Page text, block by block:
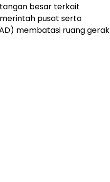
besar terkait
pusat serta
membatasi ruang gerak